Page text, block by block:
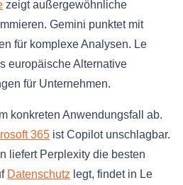
zeigt außergewöhnliche
Gemini punktet mit
für komplexe Analysen. Le
europäische Alternative
für Unternehmen.
konkreten Anwendungsfall ab.
365 ist Copilot unschlagbar.
liefert Perplexity die besten
Datenschutz legt, findet in Le